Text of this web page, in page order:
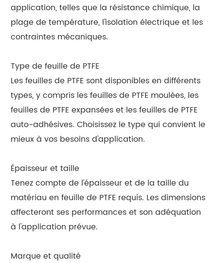
application, telles que la résistance chimique, la
plage de température, l'isolation électrique et les
contraintes mécaniques.
Type de feuille de PTFE
Les feuilles de PTFE sont disponibles en différents
types, y compris les feuilles de PTFE moulées, les
feuilles de PTFE expansées et les feuilles de PTFE
auto-adhésives. Choisissez le type qui convient le
mieux à vos besoins d'application.
Épaisseur et taille
Tenez compte de l'épaisseur et de la taille du
matériau en feuille de PTFE requis. Les dimensions
affecteront ses performances et son adéquation
à l'application prévue.
Marque et qualité